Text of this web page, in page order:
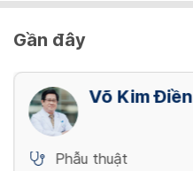
Gần đây
Võ Kim Điền
Phẫu thuật